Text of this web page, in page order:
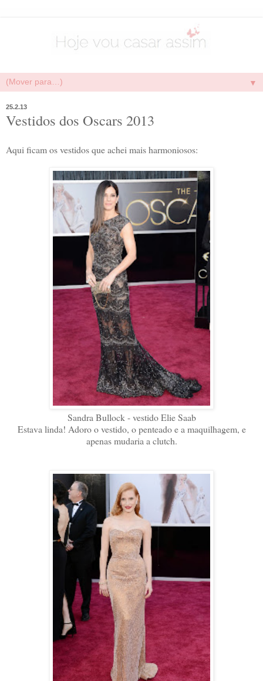
▼
25.2.13
Vestidos dos Oscars 2013
Aqui ficam os vestidos que achei mais harmoniosos:
Sandra Bullock - vestido Elie Saab
Estava linda! Adoro o vestido, o penteado e a maquilhagem, e
apenas mudaria a clutch.